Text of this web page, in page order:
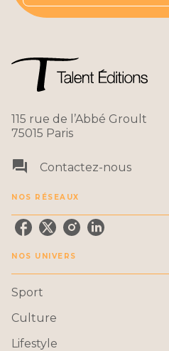
115 rue de l’Abbé Groult
75015 Paris
question_answer Contactez-nous
NOS RÉSEAUX
NOS UNIVERS
Sport
Culture
Lifestyle